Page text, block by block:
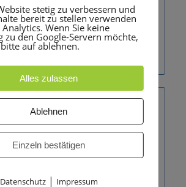
stetig zu verbessern und
bereit zu stellen verwenden
Wenn Sie keine
zu den Google-Servern möchte,
auf ablehnen.
Alles zulassen
Ablehnen
Einzeln bestätigen
Datenschutz| Impressum